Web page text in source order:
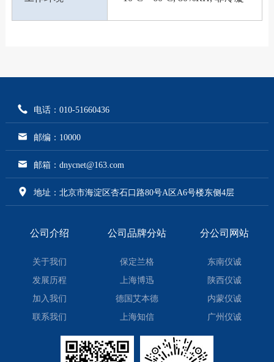
电话：010-51660436
邮编：10000
邮箱：dnycnet@163.com
地址：北京市海淀区杏石口路80号A区A6号楼东侧4层
公司介绍
关于我们
发展历程
加入我们
联系我们
公司品牌分站
保定兰格
上海博迅
德国艾本德
上海知信
分公司网站
东南仪诚
陕西仪诚
内蒙仪诚
广州仪诚